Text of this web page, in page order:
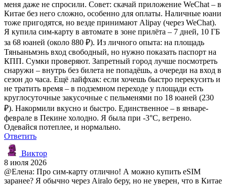
меня даже не спросили. Совет: скачай приложение WeChat – в
Китае без него сложно, особенно для оплаты. Наличные юани
тоже пригодятся, но везде принимают Alipay (через WeChat).
Я купила сим-карту в автомате в зоне прилёта – 7 дней, 10 ГБ
за 68 юаней (около 880 ₽). Из личного опыта: на площадь
Тяньаньмэнь вход свободный, но нужно показать паспорт на
КПП. Сумки проверяют. Запретный город лучше посмотреть
снаружи – внутрь без билета не попадёшь, а очереди на вход в
сезон до часа. Ещё лайфхак: если хочешь быстро перекусить и
не тратить время – в подземном переходе у площади есть
круглосуточные закусочные с пельменями по 18 юаней (230
₽). Накормили вкусно и быстро. Единственное – в январе-
феврале в Пекине холодно. Я была при -3°C, ветрено.
Одевайся потеплее, и нормально.
Ответить
Виктор
8 июля 2026
@Елена: Про сим-карту отлично! А можно купить eSIM
заранее? Я обычно через Airalo беру, но не уверен, что в Китае